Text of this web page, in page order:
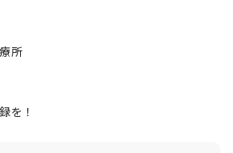
所
を！